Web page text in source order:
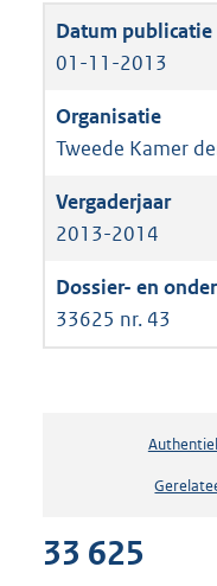
01-11-2013
Tweede Kamer
2013-2014
33625 nr. 43
33 625